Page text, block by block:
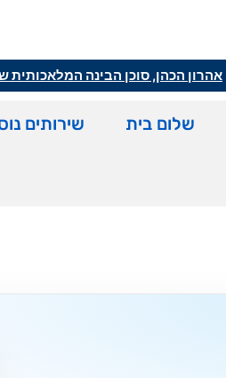
אהרון הכהן, סוכן הבינה המלאכותית
שלום בית שירותים